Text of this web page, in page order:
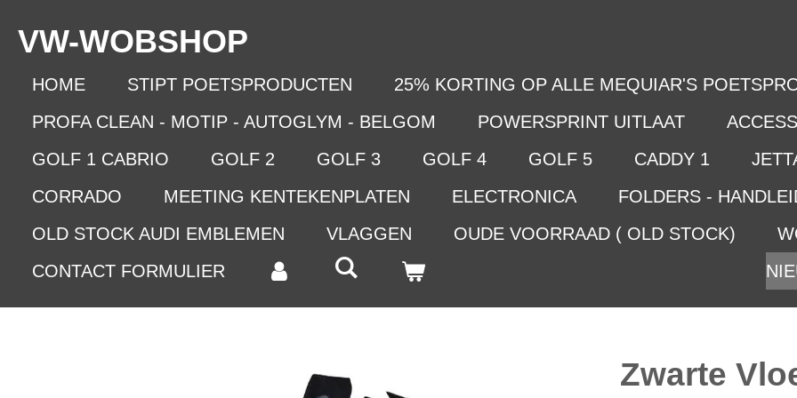
direct
VW-WOBSHOP
HOME STIPT POETSPRODUCTEN
25% KORTING OP ALLE MEQUIAR'S
PROFA CLEAN - MOTIP - AUTOGLYM - BELGOM
POWERSPRINT UITLAAT
GOLF 1 CABRIO
GOLF 2 GOLF 3 GOLF 4 GOLF 5 CADDY 1
CORRADO
MEETING KENTEKENPLATEN ELECTRONICA
FOLDERS -
OLD STOCK AUDI EMBLEMEN
VLAGGEN OUDE VOORRAAD ( OLD STOCK)
CONTACT FORMULIER
Zwarte